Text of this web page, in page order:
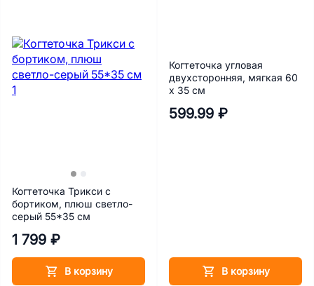
Когтеточка Трикси с
бортиком, плюш светло-
серый 55*35 см
1 799 ₽
В корзину
Когтеточка угловая
двухсторонняя, мягкая 60
х 35 см
599.99 ₽
В корзину